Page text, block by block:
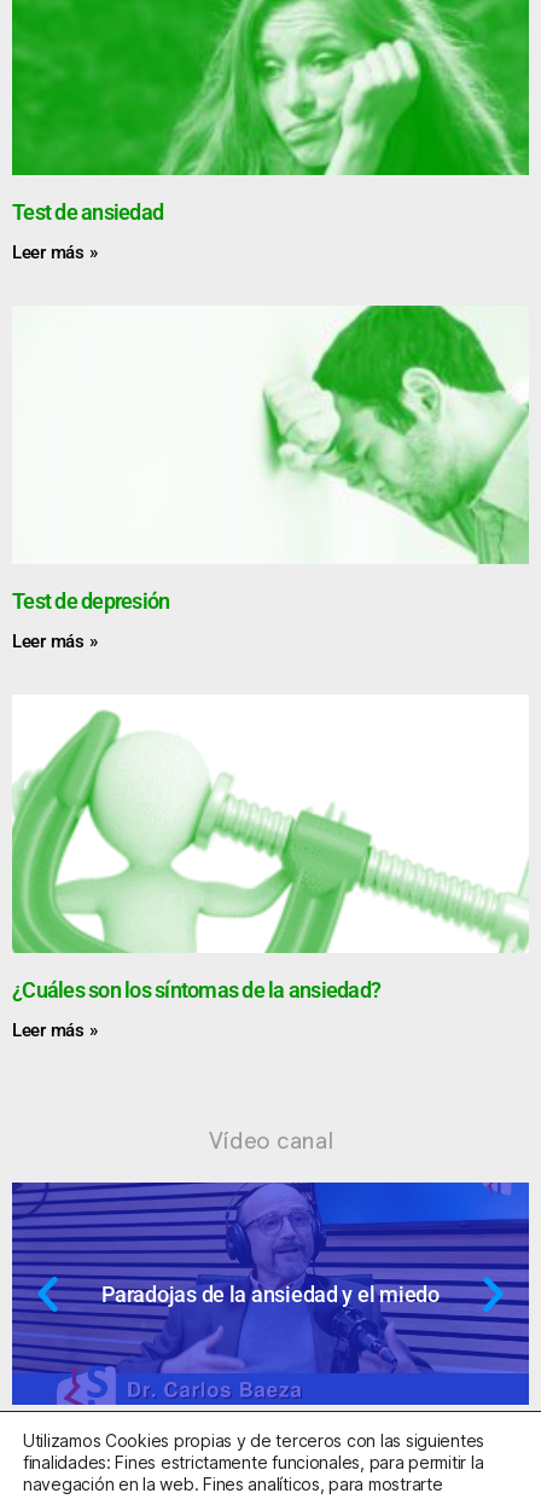
Test de ansiedad
Leer más »
Test de depresión
Leer más »
¿Cuáles son los síntomas de la ansiedad?
Leer más »
Vídeo canal
Paradojas de la ansiedad y el miedo
Utilizamos Cookies propias y de terceros con las siguientes
finalidades: Fines estrictamente funcionales, para permitir la
navegación en la web. Fines analíticos, para mostrarte